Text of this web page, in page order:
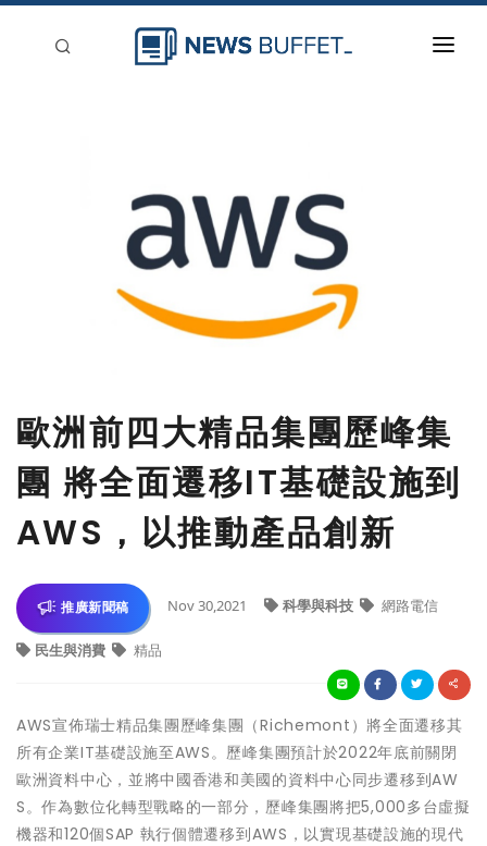
歐洲前四大精品集團歷峰集
團 將全面遷移IT基礎設施到
AWS，以推動產品創新
推廣新聞稿 Nov 30,2021 科學與科技 網路電信
民生與消費 精品
AWS宣佈瑞士精品集團歷峰集團（Richemont）將全面遷移其
所有企業IT基礎設施至AWS。歷峰集團預計於2022年底前關閉
歐洲資料中心，並將中國香港和美國的資料中心同步遷移到AW
S。作為數位化轉型戰略的一部分，歷峰集團將把5,000多台虛擬
機器和120個SAP 執行個體遷移到AWS，以實現基礎設施的現代